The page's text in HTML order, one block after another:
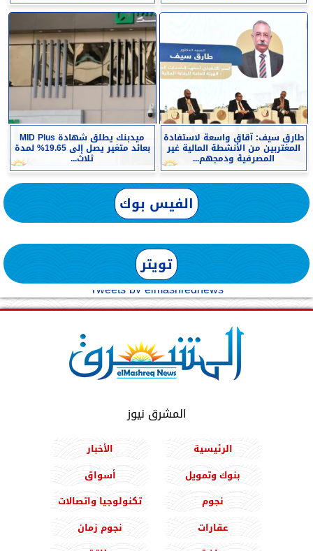
طارق سيف: آقاق واسعة لاستفادة
المغتربين من الأنشطة المالية غير
المصرفية ودمجهم...
ميدبنك يطلق شهادة MID Plus
بعائد متغير يصل إلى 19.65% لمدة
ثلاث...
الفيس بوك
تويتر
Tweets by elmashreqnews
المشرق نيوز
الرئيسية
الأخبار
بنوك وتمويل
أسواق
نجوم
تكنولوجيا واتصالات
عقارات
نجوم زمان